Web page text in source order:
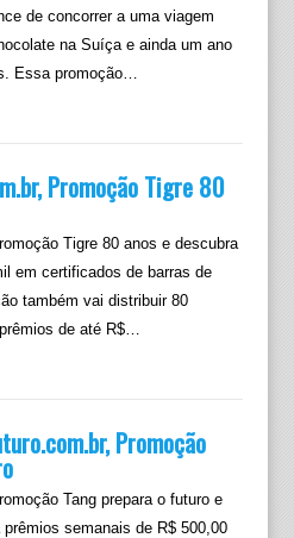
de concorrer a uma viagem
na Suíça e ainda um ano
Essa promoção…
Promoção Tigre 80
Tigre 80 anos e descubra
em certificados de barras de
também vai distribuir 80
de até R$…
Promoção
Tang prepara o futuro e
semanais de R$ 500,00